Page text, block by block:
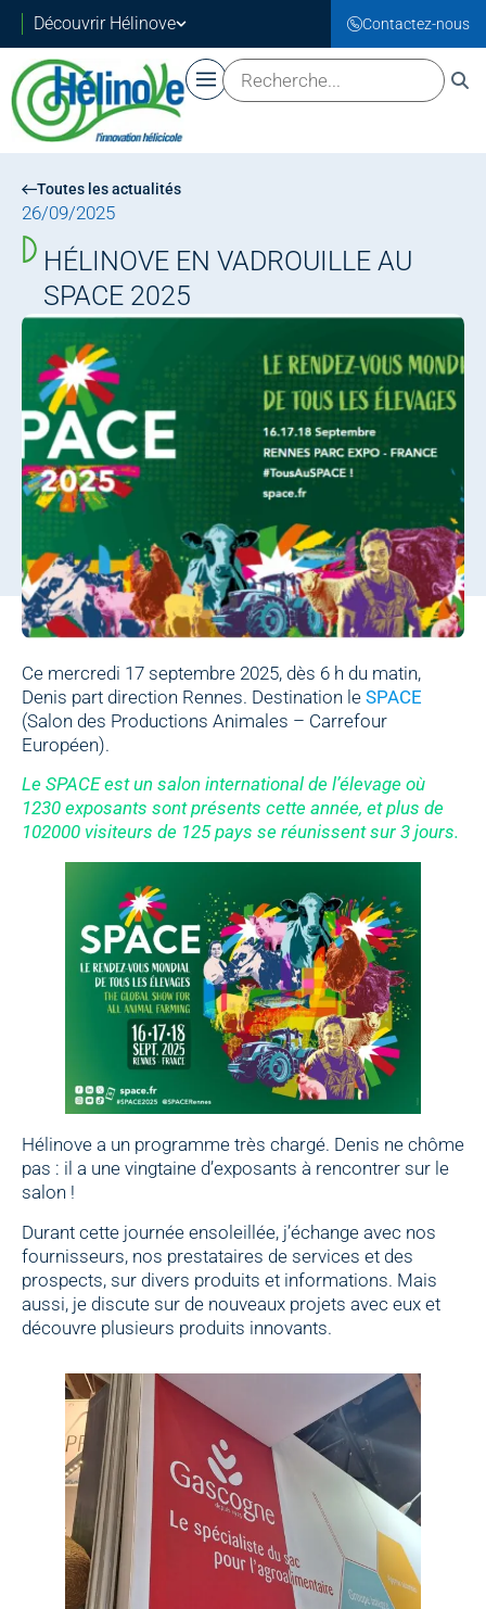
Découvrir Hélinove Contactez-nous
Toutes les actualités
26/09/2025
HÉLINOVE EN VADROUILLE AU
SPACE 2025
Ce mercredi 17 septembre 2025, dès 6 h du matin,
Denis part direction Rennes. Destination le SPACE
(Salon des Productions Animales – Carrefour
Européen).
Le SPACE est un salon international de l’élevage où
1230 exposants sont présents cette année, et plus de
102000 visiteurs de 125 pays se réunissent sur 3 jours.
Hélinove a un programme très chargé. Denis ne chôme
pas : il a une vingtaine d’exposants à rencontrer sur le
salon !
Durant cette journée ensoleillée, j’échange avec nos
fournisseurs, nos prestataires de services et des
prospects, sur divers produits et informations. Mais
aussi, je discute sur de nouveaux projets avec eux et
découvre plusieurs produits innovants.